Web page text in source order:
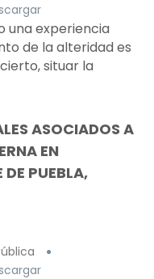
una experiencia
de la alteridad es
situar la
ASOCIADOS A
EN
DE PUEBLA,